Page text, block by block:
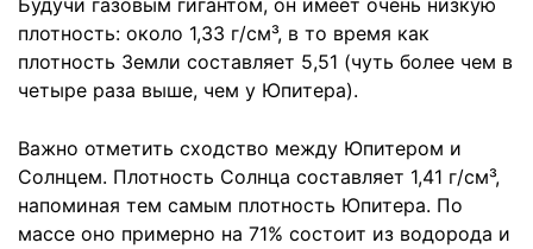
Будучи газовым гигантом, он имеет очень низкую
плотность: около 1,33 г/см³, в то время как
плотность Земли составляет 5,51 (чуть более чем в
четыре раза выше, чем у Юпитера).
Важно отметить сходство между Юпитером и
Солнцем. Плотность Солнца составляет 1,41 г/см³,
напоминая тем самым плотность Юпитера. По
массе оно примерно на 71% состоит из водорода и